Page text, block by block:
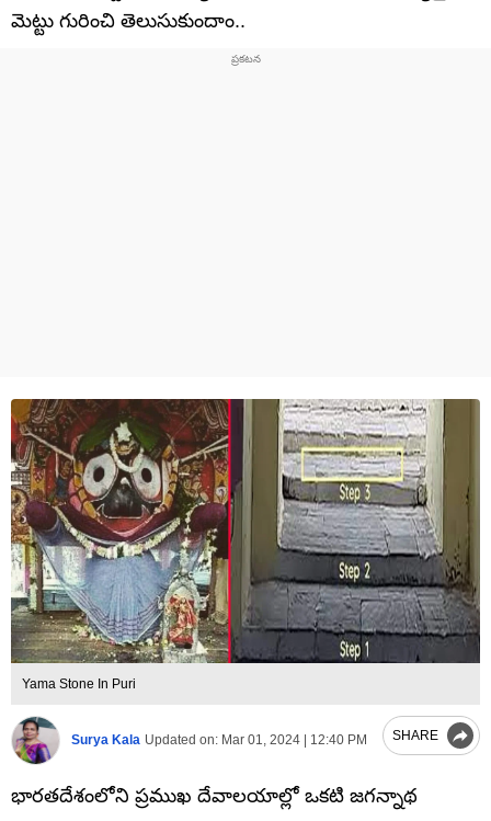
మెట్టు గురించి తెలుసుకుందాం..
Yama Stone In Puri
Surya Kala Updated on: Mar 01, 2024 | 12:40 PM SHARE
భారతదేశంలోని ప్రముఖ దేవాలయాల్లో ఒకటి జగన్నాథ